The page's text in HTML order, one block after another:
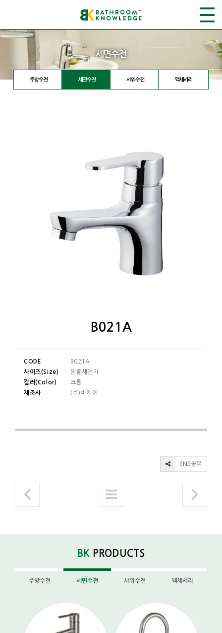
세면수전
주방수전 세면수전 샤워수전 액세서리
B021A
CODE
B021A
사이즈(Size)
원홀세면기
컬러(Color)
크롬
제조사
(주)비케이
SNS공유
BK PRODUCTS
주방수전 세면수전 샤워수전 액세서리